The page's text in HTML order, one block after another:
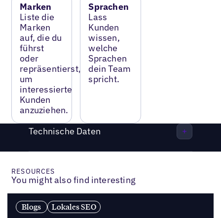
Marken
Liste die
Marken
auf, die du
führst
oder
repräsentierst,
um
interessierte
Kunden
anzuziehen.
Sprachen
Lass
Kunden
wissen,
welche
Sprachen
dein Team
spricht.
Technische Daten
RESOURCES
You might also find interesting
Blogs Lokales SEO